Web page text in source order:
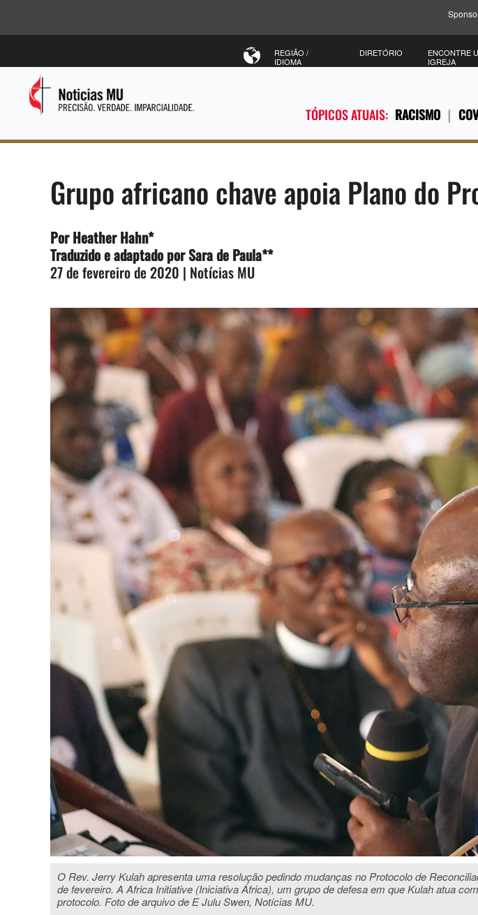
TÓPICOS ATUAIS: RACISMO
REGIÃO /
IDIOMA
DIRETÓRIO
ENCONTRE
IGREJA
Grupo africano chave apoia Plano do
Por Heather Hahn*
Traduzido e adaptado por Sara de Paula**
27 de fevereiro de 2020 | Notícias MU
O Rev. Jerry Kulah apresenta uma resolução pedindo mudanças no Protocolo de
de fevereiro. A Africa Initiative (Iniciativa África), um grupo de defesa em que Kulah atua
protocolo. Foto de arquivo de E Julu Swen, Notícias MU.